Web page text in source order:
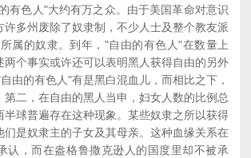
有色人"大约有万之众。由于美国革命对意识
许多州废除了奴隶制，不少人士及整个教友派
属的奴隶。到年，"自由的有色人"在数量上
两个事实或许还可以表明黑人获得自由的另外
由的有色人"有是黑白混血儿，而相比之下，
第二，在自由的黑人当申，妇女人数的比例总
球普遍存在这种现象。某些奴隶之所以获得
们是奴隶主的子女及其母亲。这种血缘关系在
认，而在盎格鲁撒克逊人的国度里却不被承